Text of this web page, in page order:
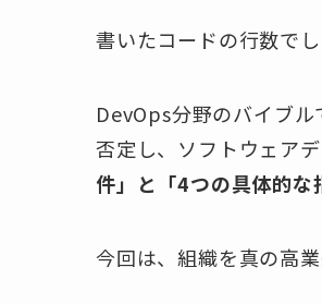
書いたコードの行数で
DevOps分野のバイブ
否定し、ソフトウェア
件」と「4つの具体的な
今回は、組織を真の高